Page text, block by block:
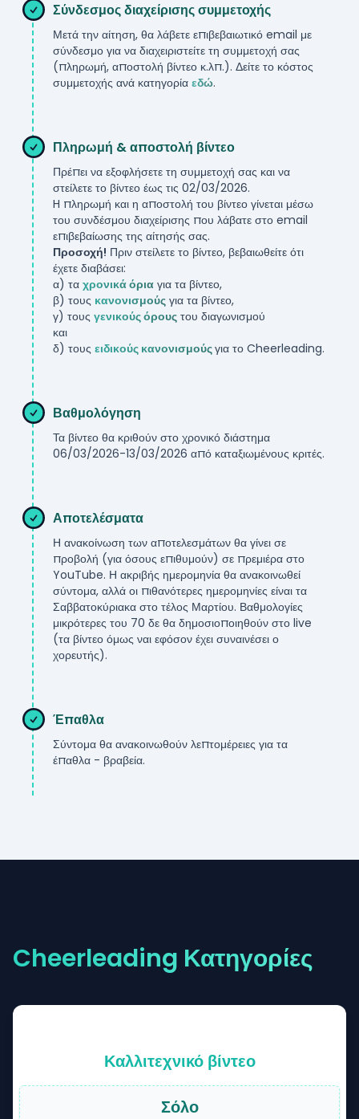
Σύνδεσμος διαχείρισης συμμετοχής
Μετά την αίτηση, θα λάβετε επιβεβαιωτικό email με
σύνδεσμο για να διαχειριστείτε τη συμμετοχή σας
(πληρωμή, αποστολή βίντεο κ.λπ.). Δείτε το κόστος
συμμετοχής ανά κατηγορία εδώ.
Πληρωμή & αποστολή βίντεο
Πρέπει να εξοφλήσετε τη συμμετοχή σας και να
στείλετε το βίντεο έως τις 02/03/2026.
H πληρωμή και η αποστολή του βίντεο γίνεται μέσω
του συνδέσμου διαχείρισης που λάβατε στο email
επιβεβαίωσης της αίτησής σας.
Προσοχή! Πριν στείλετε το βίντεο, βεβαιωθείτε ότι
έχετε διαβάσει:
α) τα χρονικά όρια για τα βίντεο,
β) τους κανονισμούς για τα βίντεο,
γ) τους γενικούς όρους του διαγωνισμού
και
δ) τους ειδικούς κανονισμούςγια το Cheerleading.
Βαθμολόγηση
Τα βίντεο θα κριθούν στο χρονικό διάστημα
06/03/2026-13/03/2026 από καταξιωμένους κριτές.
Αποτελέσματα
Η ανακοίνωση των αποτελεσμάτων θα γίνει σε
προβολή (για όσους επιθυμούν) σε πρεμιέρα στο
YouTube. Η ακριβής ημερομηνία θα ανακοινωθεί
σύντομα, αλλά οι πιθανότερες ημερομηνίες είναι τα
Σαββατοκύριακα στο τέλος Μαρτίου. Βαθμολογίες
μικρότερες του 70 δε θα δημοσιοποιηθούν στο live
(τα βίντεο όμως ναι εφόσον έχει συναινέσει ο
χορευτής).
Έπαθλα
Σύντομα θα ανακοινωθούν λεπτομέρειες για τα
έπαθλα - βραβεία.
Cheerleading Κατηγορίες
Καλλιτεχνικό βίντεο
Σόλο